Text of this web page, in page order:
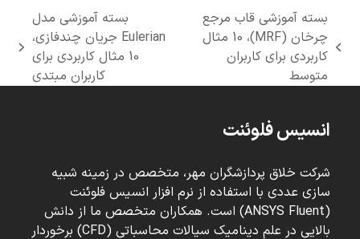
previous
post:
بسته آموزشی قاب مرجع
چرخان (MRF)، 10 مثال
کاربردی برای کاربران
متوسط
بسته آموزشی مدل
Eulerian جریان چندفازی،
10 مثال کاربردی برای
کاربران مبتدی
انسیس فلوئنت
شرکت خلاق پردازشگران مهر، متخصص در زمینه شبیه
سازی عددی با استفاده از نرم افزار انسیس فلوئنت
(ANSYS Fluent) است. همکاران متخصص ما از دانش
بالایی در علم دینامیک سیالات محاسباتی (CFD) برخوردار